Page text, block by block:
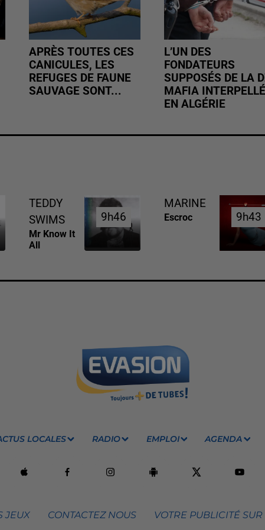
APRÈS TOUTES CES
CANICULES, LES
REFUGES DE FAUNE
SAUVAGE SONT...
L’UN DES
FONDATEURS
SUPPOSÉS DE LA
MAFIA INTERPELLÉ
EN ALGÉRIE
TEDDY
SWIMS
Mr Know It
All
9h46
9h46
MARINE
Escroc 9h43
9h43
LOCALES RADIO EMPLOI AGENDA
JEUX CONTACTEZ NOUS VOTRE PUBLICITÉ